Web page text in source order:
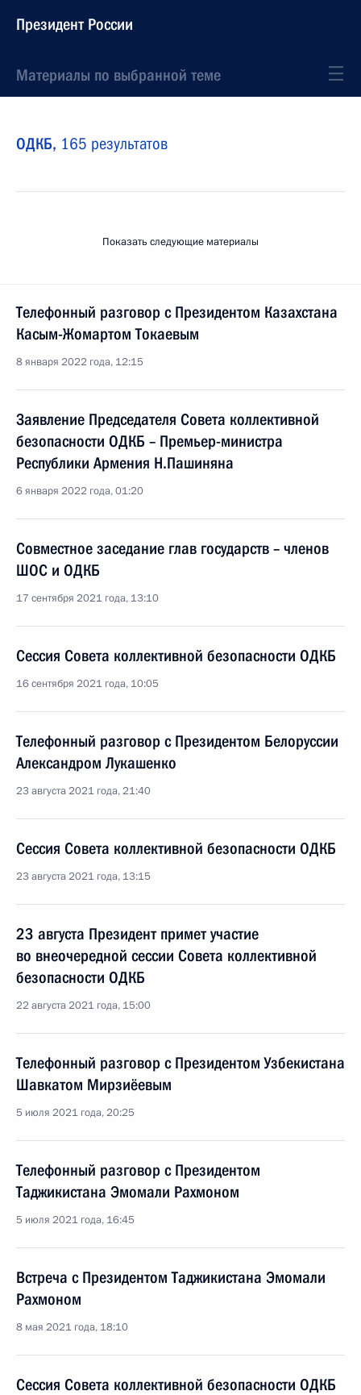
Президент России
Материалы по выбранной теме
ОДКБ, 165 результатов
Показать следующие материалы
Телефонный разговор с Президентом Казахстана
Касым-Жомартом Токаевым
8 января 2022 года, 12:15
Заявление Председателя Совета коллективной
безопасности ОДКБ – Премьер-министра
Республики Армения Н.Пашиняна
6 января 2022 года, 01:20
Совместное заседание глав государств – членов
ШОС и ОДКБ
17 сентября 2021 года, 13:10
Сессия Совета коллективной безопасности ОДКБ
16 сентября 2021 года, 10:05
Телефонный разговор с Президентом Белоруссии
Александром Лукашенко
23 августа 2021 года, 21:40
Сессия Совета коллективной безопасности ОДКБ
23 августа 2021 года, 13:15
23 августа Президент примет участие
во внеочередной сессии Совета коллективной
безопасности ОДКБ
22 августа 2021 года, 15:00
Телефонный разговор с Президентом Узбекистана
Шавкатом Мирзиёевым
5 июля 2021 года, 20:25
Телефонный разговор с Президентом
Таджикистана Эмомали Рахмоном
5 июля 2021 года, 16:45
Встреча с Президентом Таджикистана Эмомали
Рахмоном
8 мая 2021 года, 18:10
Сессия Совета коллективной безопасности ОДКБ